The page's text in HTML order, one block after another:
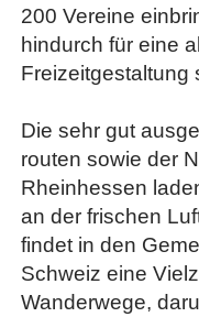
200 Vereine
hindurch für eine
Freizeitgestaltung
Die sehr gut
routen sowie der
Rheinhessen
an der frischen
findet in den
Schweiz eine
Wanderwege,